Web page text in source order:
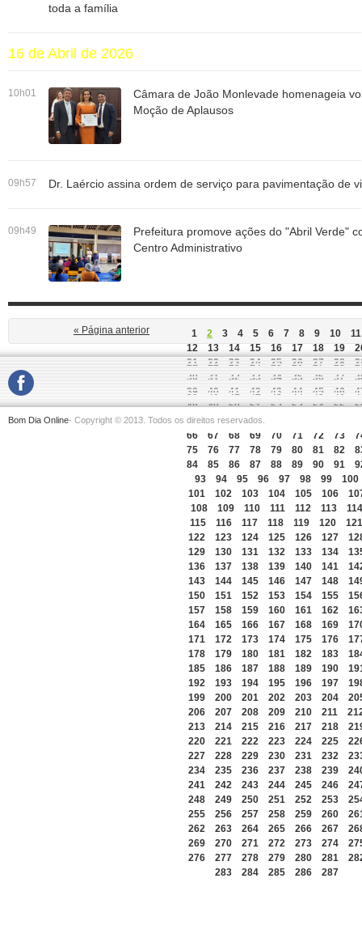
toda a família
16 de Abril de 2026
10h01
Câmara de João Monlevade homenageia
Moção de Aplausos
09h57 Dr. Laércio assina ordem de serviço para pavimentação de
09h49
Prefeitura promove ações do "Abril Verde"
Centro Administrativo
« Página anterior 1 2 3 4 5 6 7 8 9 10
11
12
13 14 15 16 17 18 19
21
22 23 24 25 26 27 28
30
31 32 33 34 35 36 37
39
40 41 42 43 44 45 46
48
49 50 51 52 53 54 55
57
58 59 60
66
67 68 69 70 71 72 73
75
76 77 78 79 80 81 82
84
85 86 87 88 89 90 91
93
94 95 96 97 98 99
100
101
102 103 104 105 106
108
109 110 111 112 113
114
115
116 117 118 119 120
121
122
123 124 125 126 127
129
130 131 132 133 134
136
137 138 139 140 141
143
144 145 146 147 148
150
151 152 153 154 155
157
158 159 160 161 162
164
165 166 167 168 169
171
172 173 174 175 176
178
179 180 181 182 183
185
186 187 188 189 190
192
193 194 195 196 197
199
200 201 202 203 204
206
207 208 209 210 211
213
214 215 216 217 218
220
221 222 223 224 225
227
228 229 230 231 232
234
235 236 237 238 239
241
242 243 244 245 246
248
249 250 251 252 253
255
256 257 258 259 260
262
263 264 265 266 267
269
270 271 272 273 274
276
277 278 279 280 281
283
284 285 286 287
Bom Dia Online- Copyright © 2013. Todos os direitos reservados.